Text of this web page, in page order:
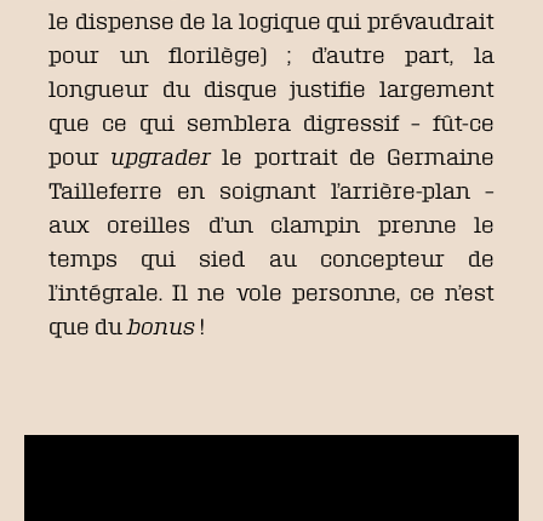
le dispense de la logique qui prévaudrait
pour un florilège) ; d’autre part, la
longueur du disque justifie largement
que ce qui semblera digressif – fût-ce
pour upgraderle portrait de Germaine
Tailleferre en soignant l’arrière-plan –
aux oreilles d’un clampin prenne le
temps qui sied au concepteur de
l’intégrale. Il ne vole personne, ce n’est
que du bonus !